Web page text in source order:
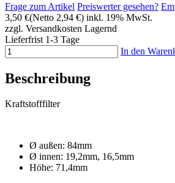
Frage zum Artikel Preiswerter gesehen?
3,50 €(Netto 2,94 €) inkl. 19% MwSt.
zzgl. Versandkosten Lagernd
Lieferfrist 1-3 Tage
In den
Beschreibung
Kraftstofffilter
Ø außen: 84mm
Ø innen: 19,2mm, 16,5mm
Höhe: 71,4mm